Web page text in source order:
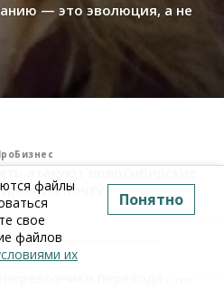
— это эволюция, а не
почту
переходят на
файлы
свое
файлов
их
Понятно